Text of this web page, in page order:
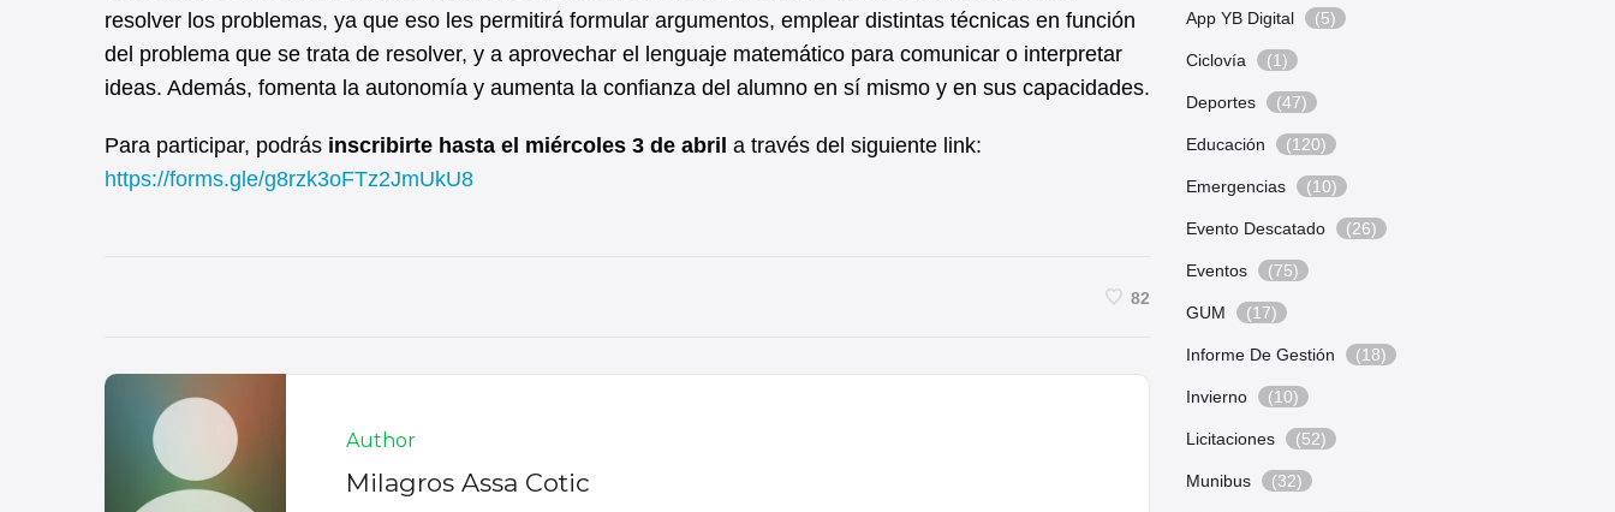
resolver los problemas, ya que eso les permitirá formular argumentos, emplear distintas técnicas en función
del problema que se trata de resolver, y a aprovechar el lenguaje matemático para comunicar o interpretar
ideas. Además, fomenta la autonomía y aumenta la confianza del alumno en sí mismo y en sus capacidades.
Para participar, podrás inscribirte hasta el miércoles 3 de abril a través del siguiente link:
https://forms.gle/g8rzk3oFTz2JmUkU8
82
Author
Milagros Assa Cotic
App YB Digital (5)
Ciclovía (1)
Deportes (47)
Educación (120)
Emergencias (10)
Evento Descatado (26)
Eventos (75)
GUM (17)
Informe De Gestión (18)
Invierno (10)
Licitaciones (52)
Munibus (32)